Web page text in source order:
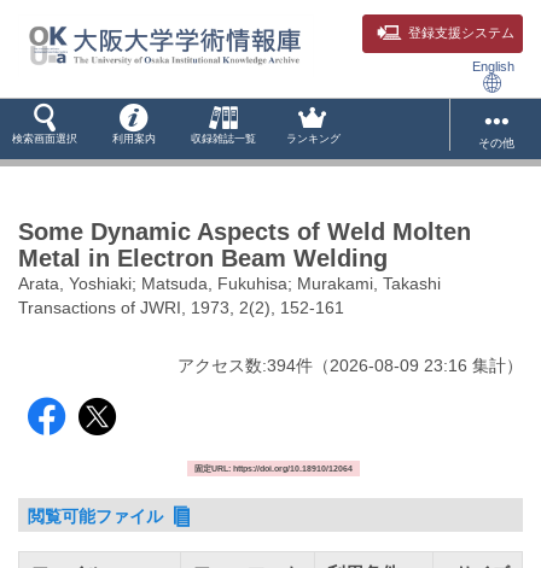
登録支援システム
English
検索画面選択 利用案内 収録雑誌一覧 ランキング その他
Some Dynamic Aspects of Weld Molten
Metal in Electron Beam Welding
Arata, Yoshiaki; Matsuda, Fukuhisa; Murakami, Takashi
Transactions of JWRI, 1973, 2(2), 152-161
アクセス数:394件 （2026-08-09 23:16 集計）
固定URL: https://doi.org/10.18910/12064
閲覧可能ファイル